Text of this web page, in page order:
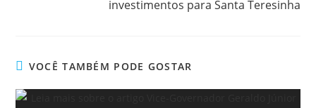
investimentos para Santa Teresinha
VOCÊ TAMBÉM PODE GOSTAR